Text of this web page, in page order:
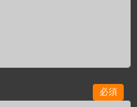
必須